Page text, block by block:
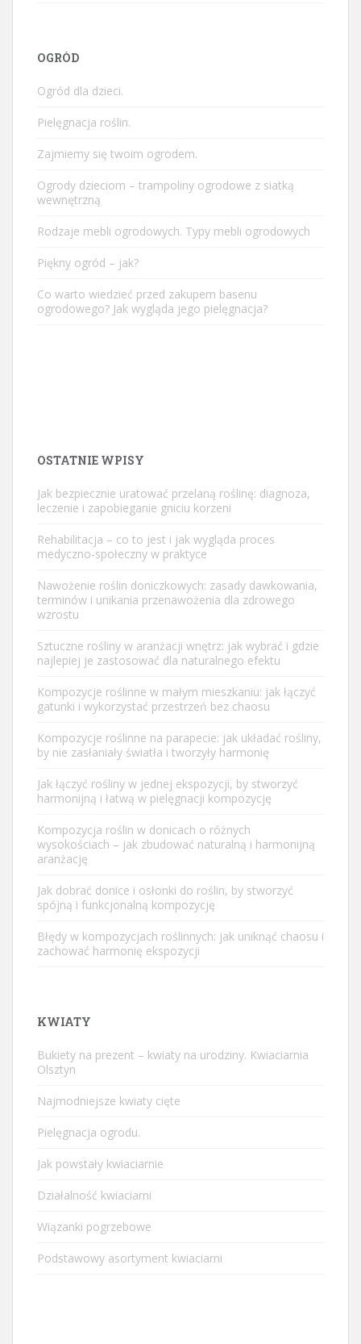
OGRÓD
Ogród dla dzieci.
Pielęgnacja roślin.
Zajmiemy się twoim ogrodem.
Ogrody dzieciom – trampoliny ogrodowe z siatką
wewnętrzną
Rodzaje mebli ogrodowych. Typy mebli ogrodowych
Piękny ogród – jak?
Co warto wiedzieć przed zakupem basenu
ogrodowego? Jak wygląda jego pielęgnacja?
OSTATNIE WPISY
Jak bezpiecznie uratować przelaną roślinę: diagnoza,
leczenie i zapobieganie gniciu korzeni
Rehabilitacja – co to jest i jak wygląda proces
medyczno-społeczny w praktyce
Nawożenie roślin doniczkowych: zasady dawkowania,
terminów i unikania przenawożenia dla zdrowego
wzrostu
Sztuczne rośliny w aranżacji wnętrz: jak wybrać i gdzie
najlepiej je zastosować dla naturalnego efektu
Kompozycje roślinne w małym mieszkaniu: jak łączyć
gatunki i wykorzystać przestrzeń bez chaosu
Kompozycje roślinne na parapecie: jak układać rośliny,
by nie zasłaniały światła i tworzyły harmonię
Jak łączyć rośliny w jednej ekspozycji, by stworzyć
harmonijną i łatwą w pielęgnacji kompozycję
Kompozycja roślin w donicach o różnych
wysokościach – jak zbudować naturalną i harmonijną
aranżację
Jak dobrać donice i osłonki do roślin, by stworzyć
spójną i funkcjonalną kompozycję
Błędy w kompozycjach roślinnych: jak uniknąć chaosu i
zachować harmonię ekspozycji
KWIATY
Bukiety na prezent – kwiaty na urodziny. Kwiaciarnia
Olsztyn
Najmodniejsze kwiaty cięte
Pielęgnacja ogrodu.
Jak powstały kwiaciarnie
Działalność kwiaciarni
Wiązanki pogrzebowe
Podstawowy asortyment kwiaciarni